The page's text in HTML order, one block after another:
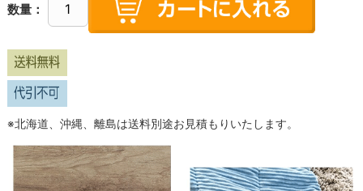
数量：
※北海道、沖縄、離島は送料別途お見積もりいたします。